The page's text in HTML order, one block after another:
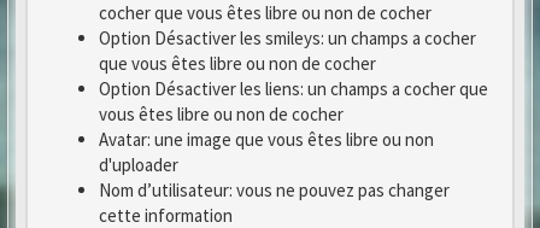
cocher que vous êtes libre ou non de cocher
Option Désactiver les smileys: un champs a cocher
que vous êtes libre ou non de cocher
Option Désactiver les liens: un champs a cocher que
vous êtes libre ou non de cocher
Avatar: une image que vous êtes libre ou non
d'uploader
Nom d’utilisateur: vous ne pouvez pas changer
cette information